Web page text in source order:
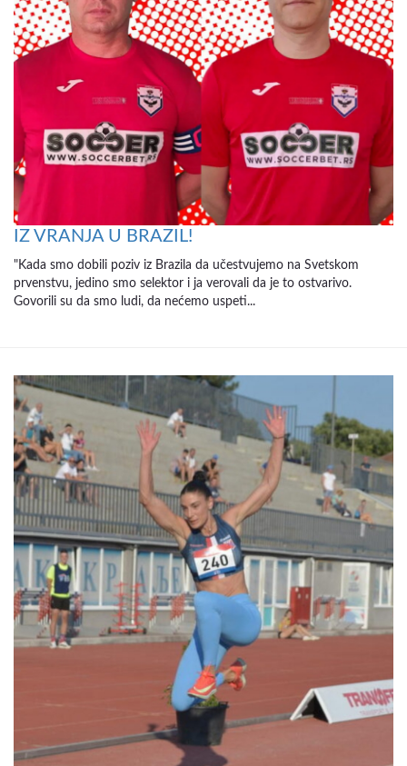
IZ VRANJA U BRAZIL!
"Kada smo dobili poziv iz Brazila da učestvujemo na Svetskom
prvenstvu, jedino smo selektor i ja verovali da je to ostvarivo.
Govorili su da smo ludi, da nećemo uspeti...